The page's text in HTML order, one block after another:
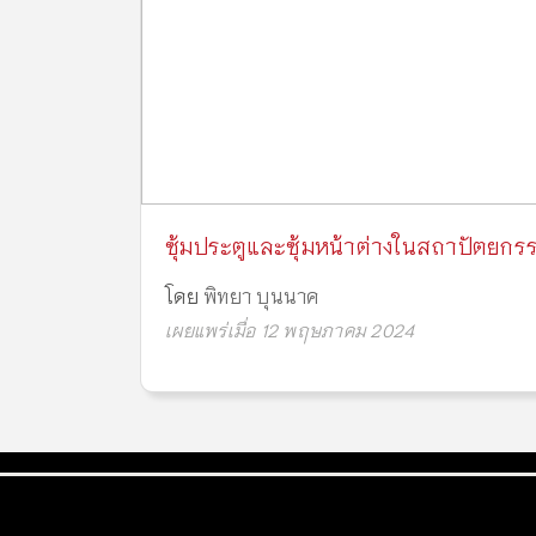
ซุ้มประตูและซุ้มหน้าต่างในสถาปัตยกร
โดย พิทยา บุนนาค
เผยแพร่เมื่อ 12 พฤษภาคม 2024